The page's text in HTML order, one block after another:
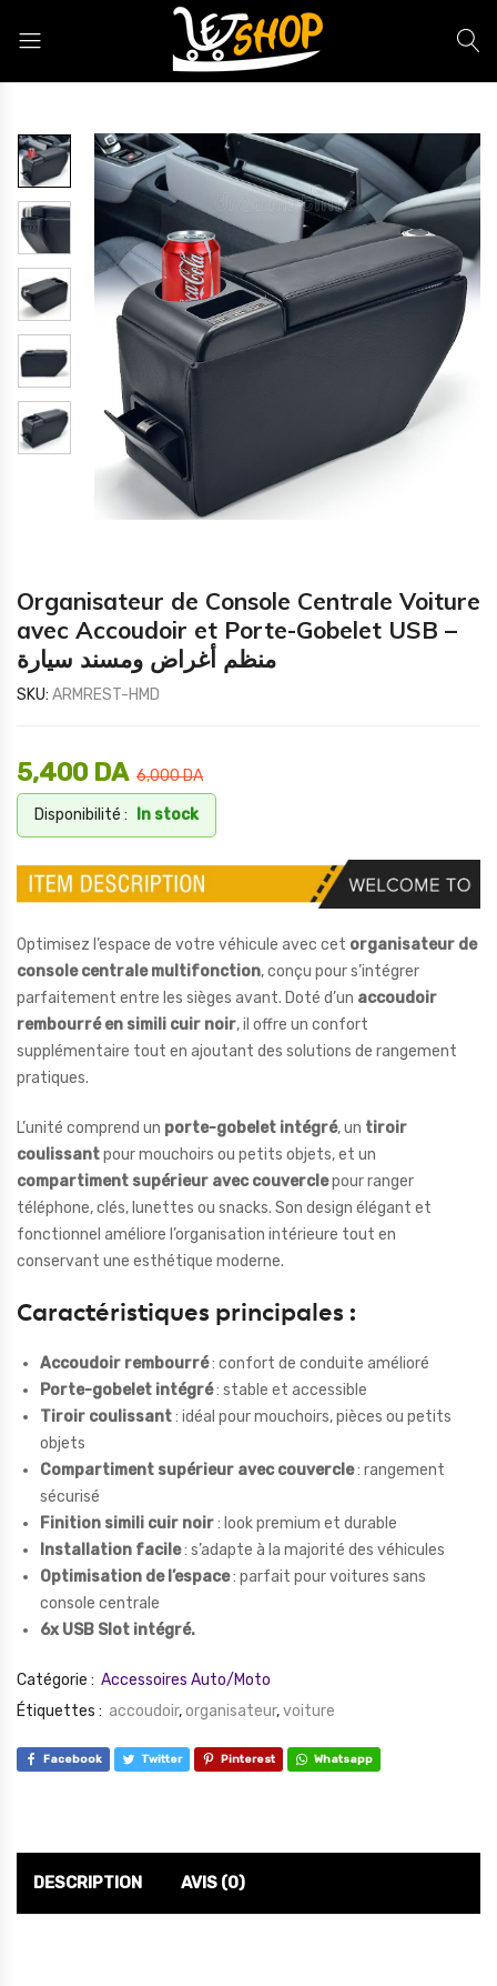
Organisateur de Console Centrale Voiture
avec Accoudoir et Porte-Gobelet USB –
منظم أغراض ومسند سيارة
SKU: ARMREST-HMD
6,000DA
5,400 DA
Disponibilité : In stock
Optimisez l’espace de votre véhicule avec cet organisateur de
console centrale multifonction, conçu pour s’intégrer
parfaitement entre les sièges avant. Doté d’un accoudoir
rembourré en simili cuir noir, il offre un confort
supplémentaire tout en ajoutant des solutions de rangement
pratiques.
L’unité comprend un porte-gobelet intégré, un tiroir
coulissantpour mouchoirs ou petits objets, et un
compartiment supérieur avec couverclepour ranger
téléphone, clés, lunettes ou snacks. Son design élégant et
fonctionnel améliore l’organisation intérieure tout en
conservant une esthétique moderne.
Caractéristiques principales :
Accoudoir rembourré: confort de conduite amélioré
Porte-gobelet intégré: stable et accessible
Tiroir coulissant: idéal pour mouchoirs, pièces ou petits
objets
Compartiment supérieur avec couvercle: rangement
sécurisé
Finition simili cuir noir: look premium et durable
Installation facile: s’adapte à la majorité des véhicules
Optimisation de l’espace: parfait pour voitures sans
console centrale
6x USB Slot intégré.
Catégorie : Accessoires Auto/Moto
Étiquettes : accoudoir,organisateur,voiture
Facebook Twitter Pinterest Whatsapp
DESCRIPTION AVIS (0)